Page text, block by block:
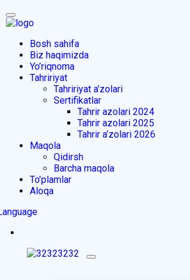
Bosh sahifa
Biz haqimizda
Yo’riqnoma
Tahririyat
Tahririyat a’zolari
Sertifikatlar
Tahrir azolari 2024
Tahrir azolari 2025
Tahrir a’zolari 2026
Maqola
Qidirsh
Barcha maqola
To’plamlar
Aloqa